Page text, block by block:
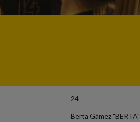
24
Berta Gámez "BERTA"